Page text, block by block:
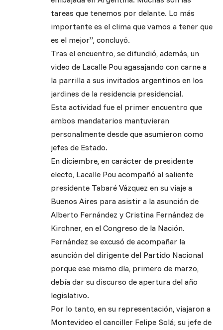
tareas que tenemos por delante. Lo más
importante es el clima que vamos a tener que
es el mejor”, concluyó.
Tras el encuentro, se difundió, además, un
video de Lacalle Pou agasajando con carne a
la parrilla a sus invitados argentinos en los
jardines de la residencia presidencial.
Esta actividad fue el primer encuentro que
ambos mandatarios mantuvieran
personalmente desde que asumieron como
jefes de Estado.
En diciembre, en carácter de presidente
electo, Lacalle Pou acompañó al saliente
presidente Tabaré Vázquez en su viaje a
Buenos Aires para asistir a la asunción de
Alberto Fernández y Cristina Fernández de
Kirchner, en el Congreso de la Nación.
Fernández se excusó de acompañar la
asunción del dirigente del Partido Nacional
porque ese mismo día, primero de marzo,
debía dar su discurso de apertura del año
legislativo.
Por lo tanto, en su representación, viajaron a
Montevideo el canciller Felipe Solá; su jefe de